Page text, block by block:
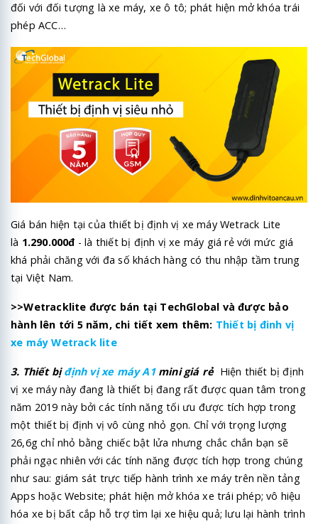
đối với đối tượng là xe máy, xe ô tô; phát hiện mở khóa trái
phép ACC…
Giá bán hiện tại của thiết bị định vị xe máy Wetrack Lite
là 1.290.000đ - là thiết bị định vị xe máy giá rẻ với mức giá
khá phải chăng với đa số khách hàng có thu nhập tầm trung
tại Việt Nam.
>>Wetracklite được bán tại TechGlobal và được bảo
hành lên tới 5 năm, chi tiết xem thêm: Thiết bị đinh vị
xe máy Wetrack lite
3. Thiết bịđịnh vị xe máy A1mini giá rẻ Hiện thiết bị định
vị xe máy này đang là thiết bị đang rất được quan tâm trong
năm 2019 này bởi các tính năng tối ưu được tích hợp trong
một thiết bị định vị vô cùng nhỏ gọn. Chỉ với trọng lượng
26,6g chỉ nhỏ bằng chiếc bật lửa nhưng chắc chắn bạn sẽ
phải ngạc nhiên với các tính năng được tích hợp trong chúng
như sau: giám sát trực tiếp hành trình xe máy trên nền tảng
Apps hoặc Website; phát hiện mở khóa xe trái phép; vô hiệu
hóa xe bị bất cắp hỗ trợ tìm lại xe hiệu quả; lưu lại hành trình